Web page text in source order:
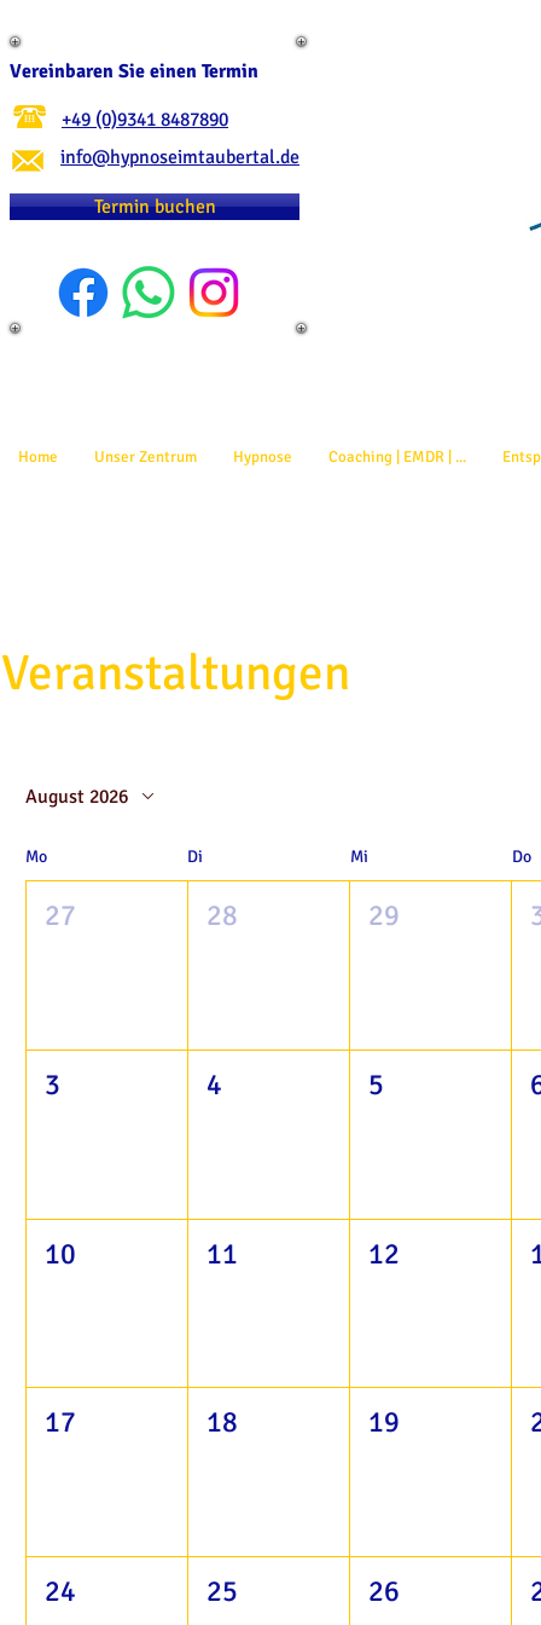
+49 (0)9341 8487890
info@hypnoseimtaubertal.de
Termin buchen
Vereinbaren Sie einen Termin
Home Unser Zentrum Hypnose Coaching | EMDR | ...
Veranstaltungen
August 2026
Mo Di Mi Do
27 28 29
3 4 5
10 11 12
17 18 19
24 25 26